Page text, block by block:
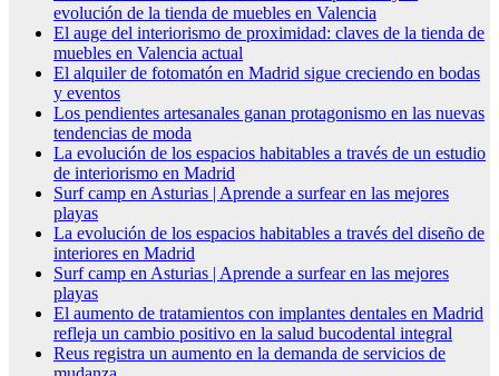
evolución de la tienda de muebles en Valencia
El auge del interiorismo de proximidad: claves de la tienda de
muebles en Valencia actual
El alquiler de fotomatón en Madrid sigue creciendo en bodas
y eventos
Los pendientes artesanales ganan protagonismo en las nuevas
tendencias de moda
La evolución de los espacios habitables a través de un estudio
de interiorismo en Madrid
Surf camp en Asturias | Aprende a surfear en las mejores
playas
La evolución de los espacios habitables a través del diseño de
interiores en Madrid
Surf camp en Asturias | Aprende a surfear en las mejores
playas
El aumento de tratamientos con implantes dentales en Madrid
refleja un cambio positivo en la salud bucodental integral
Reus registra un aumento en la demanda de servicios de